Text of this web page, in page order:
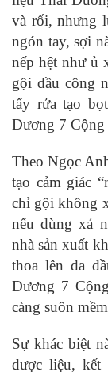
và rối, nhưng
ngón tay, sợi
nếp hệt như ủ
gội dầu công
tẩy rửa tạo
Dương 7 Cộng
Theo Ngọc
tạo cảm giác
chỉ gội không
nếu dùng xả
nhà sản xuất
thoa lên da
Dương 7
càng suôn
Sự khác biệt
dược liệu, kết